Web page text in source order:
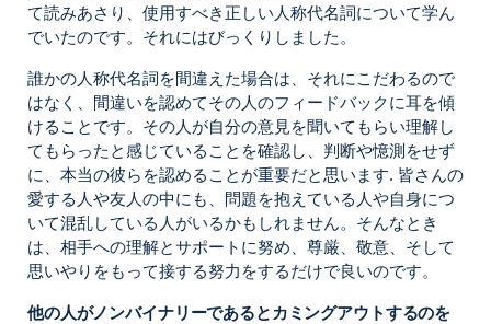
て読みあさり、使用すべき正しい人称代名詞について学ん
でいたのです。それにはびっくりしました。
誰かの人称代名詞を間違えた場合は、それにこだわるので
はなく、間違いを認めてその人のフィードバックに耳を傾
けることです。その人が自分の意見を聞いてもらい理解し
てもらったと感じていることを確認し、判断や憶測をせず
に、本当の彼らを認めることが重要だと思います. 皆さんの
愛する人や友人の中にも、問題を抱えている人や自身につ
いて混乱している人がいるかもしれません。そんなとき
は、相手への理解とサポートに努め、尊厳、敬意、そして
思いやりをもって接する努力をするだけで良いのです。
他の人がノンバイナリーであるとカミングアウトするのを